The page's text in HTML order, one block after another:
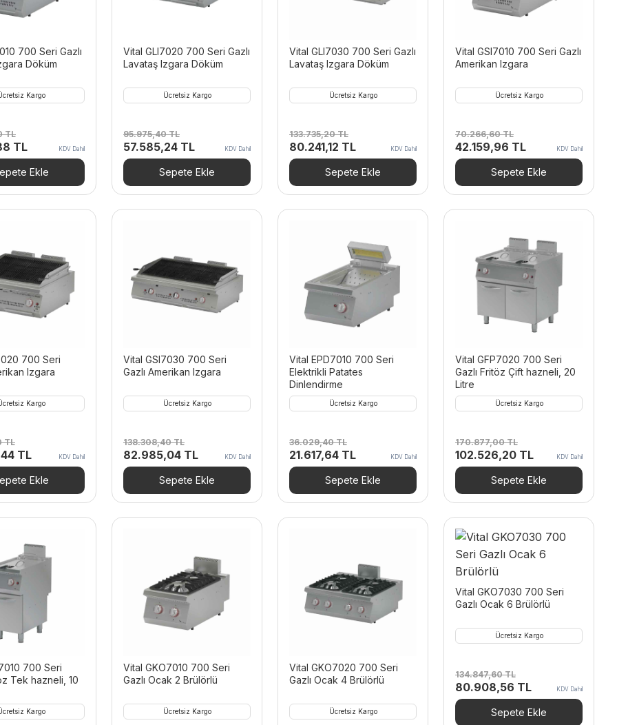
700 Seri Gazlı
Döküm
Kargo
TL
TL.
TLŞu
andaki
fiyat:
38.414,88 TL.
KDV Dahil
Ekle
Vital GLI7020 700 Seri Gazlı
Lavataş Izgara Döküm
Ücretsiz Kargo
95.975,40TL
Orijinal
fiyat:
95.975,40 TL.
57.585,24 TLŞu
andaki
fiyat:
57.585,24 TL.
KDV Dahil
Sepete Ekle
Vital GLI7030 700 Seri Gazlı
Lavataş Izgara Döküm
Ücretsiz Kargo
133.735,20TL
Orijinal
fiyat:
133.735,20 TL.
80.241,12 TLŞu
andaki
fiyat:
80.241,12 TL.
KDV Dahil
Sepete Ekle
Vital GSI7010 700 Seri Gazlı
Amerikan Izgara
Ücretsiz Kargo
70.266,60TL
Orijinal
fiyat:
70.266,60 TL.
42.159,96 TLŞu
andaki
fiyat:
42.159,96 TL.
KDV Dahil
Sepete Ekle
700 Seri
Izgara
Kargo
TL
TL.
TLŞu
andaki
fiyat:
59.995,44 TL.
KDV Dahil
Ekle
Vital GSI7030 700 Seri
Gazlı Amerikan Izgara
Ücretsiz Kargo
138.308,40TL
Orijinal
fiyat:
138.308,40 TL.
82.985,04 TLŞu
andaki
fiyat:
82.985,04 TL.
KDV Dahil
Sepete Ekle
Vital EPD7010 700 Seri
Elektrikli Patates
Dinlendirme
Ücretsiz Kargo
36.029,40TL
Orijinal
fiyat:
36.029,40 TL.
21.617,64 TLŞu
andaki
fiyat:
21.617,64 TL.
KDV Dahil
Sepete Ekle
Vital GFP7020 700 Seri
Gazlı Fritöz Çift hazneli, 20
Litre
Ücretsiz Kargo
170.877,00TL
Orijinal
fiyat:
170.877,00 TL.
102.526,20 TLŞu
andaki
fiyat:
102.526,20 TL.
KDV Dahil
Sepete Ekle
700 Seri
Tek hazneli, 10
Kargo
Vital GKO7010 700 Seri
Gazlı Ocak 2 Brülörlü
Ücretsiz Kargo
Vital GKO7020 700 Seri
Gazlı Ocak 4 Brülörlü
Ücretsiz Kargo
Vital GKO7030 700 Seri
Gazlı Ocak 6 Brülörlü
Ücretsiz Kargo
134.847,60TL
Orijinal
fiyat:
134.847,60 TL.
80.908,56 TLŞu
andaki
fiyat:
KDV Dahil
Sepete Ekle